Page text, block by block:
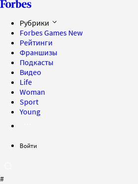
Рубрики
Forbes Games New
Рейтинги
Франшизы
Подкасты
Видео
Life
Woman
Sport
Young
Войти
#